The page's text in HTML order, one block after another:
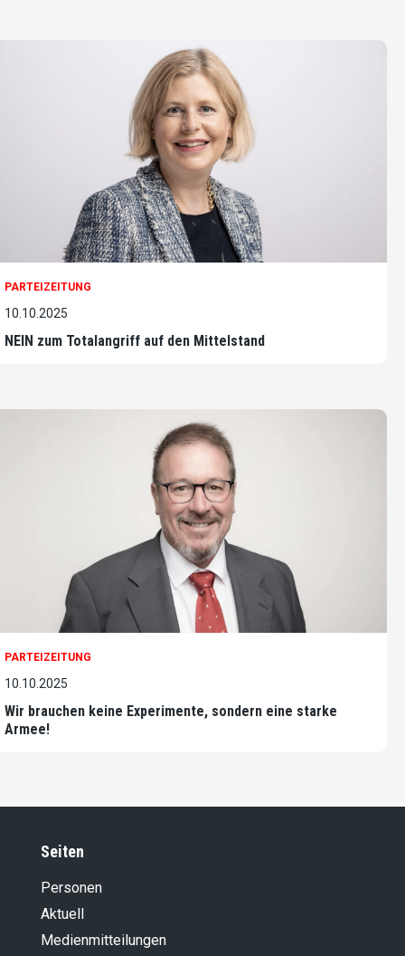
PARTEIZEITUNG
10.10.2025
NEIN zum Totalangriff auf den Mittelstand
PARTEIZEITUNG
10.10.2025
Wir brauchen keine Experimente, sondern eine starke
Armee!
Seiten
Personen
Aktuell
Medienmitteilungen